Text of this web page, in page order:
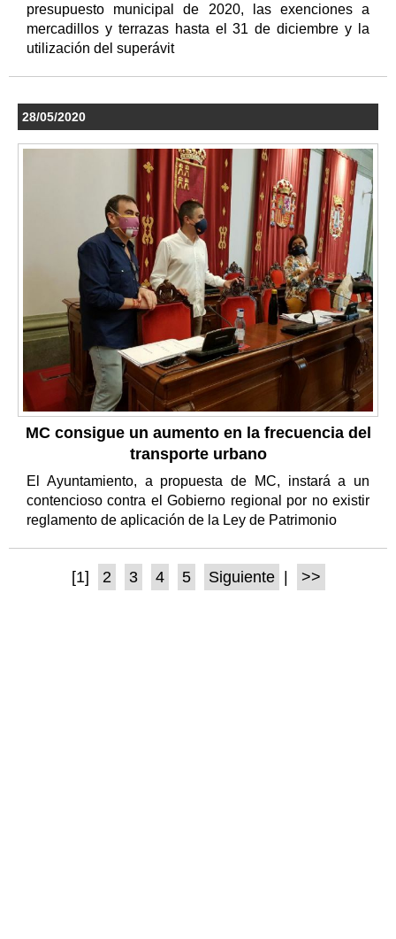
presupuesto municipal de 2020, las exenciones a
mercadillos y terrazas hasta el 31 de diciembre y la
utilización del superávit
28/05/2020
MC consigue un aumento en la frecuencia del
transporte urbano
El Ayuntamiento, a propuesta de MC, instará a un
contencioso contra el Gobierno regional por no existir
reglamento de aplicación de la Ley de Patrimonio
[1] 2 3 4 5 Siguiente | >>